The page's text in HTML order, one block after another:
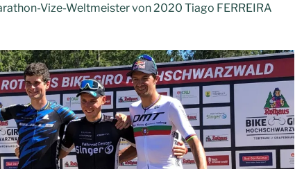
Vize-Weltmeister von 2020 Tiago FERREIRA